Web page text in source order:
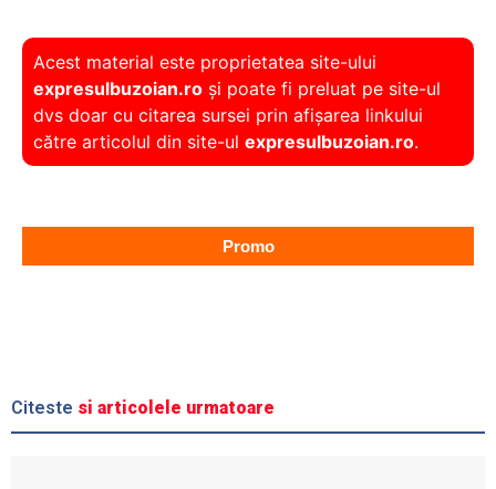
Acest material este proprietatea site-ului
expresulbuzoian.ro și poate fi preluat pe site-ul
dvs doar cu citarea sursei prin afișarea linkului
către articolul din site-ul expresulbuzoian.ro.
Promo
Citeste si articolele urmatoare